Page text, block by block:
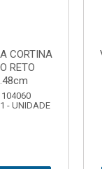
CORTINA
RETO
- UNIDADE